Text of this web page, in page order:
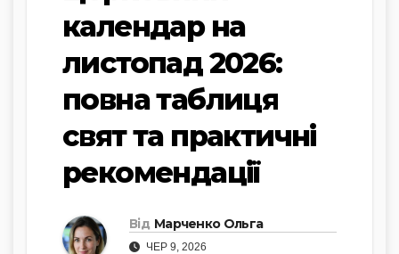
календар на
листопад 2026:
повна таблиця
свят та практичні
рекомендації
Від Марченко Ольга
ЧЕР 9, 2026